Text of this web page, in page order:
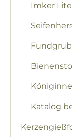
Imker
Katalog